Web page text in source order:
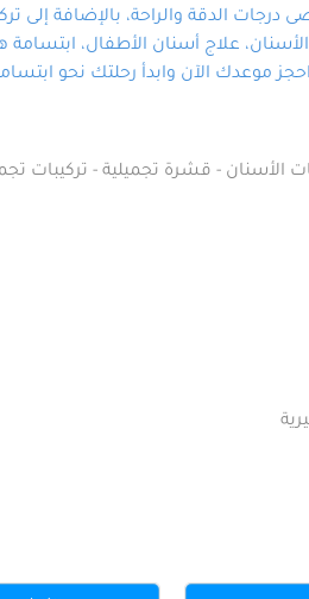
الدقة والراحة، بالإضافة إلى
علاج أسنان الأطفال، ابتسامة
موعدك الآن وابدأ رحلتك نحو
الأسنان - قشرة تجميلية - تركيبات